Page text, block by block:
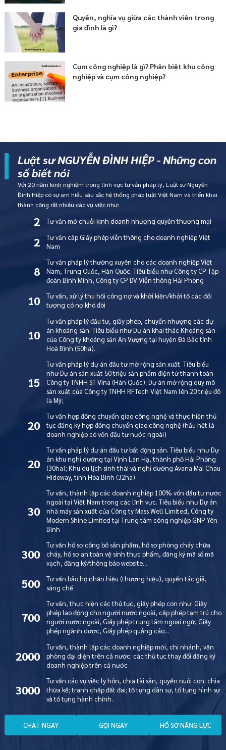
Quyền, nghĩa vụ giữa các thành viên trong
gia đình là gì?
Cụm công nghiệp là gì? Phân biệt khu công
nghiệp và cụm công nghiệp?
Luật sư NGUYỄN ĐÌNH HIỆP - Những con
số biết nói
Với 20 năm kinh nghiệm trong lĩnh vực tư vấn pháp lý, Luật sư Nguyễn
Đình Hiệp có sự am hiểu sâu sắc hệ thống pháp luật Việt Nam và triển khai
thành công rất nhiều các vụ việc như:
2 Tư vấn mở chuỗi kinh doanh nhượng quyền thương mại
2
Tư vấn cấp Giấy phép viễn thông cho doanh nghiệp Việt
Nam
8
Tư vấn pháp lý thường xuyên cho các doanh nghiệp Việt
Nam, Trung Quốc, Hàn Quốc. Tiêu biểu như Công ty CP Tập
đoàn Bình Minh, Công ty CP DV Viễn thông Hải Phòng
10
Tư vấn, xử lý thu hồi công nợ và khởi kiện/khởi tố các đối
tượng có nợ khó đòi
10
Tư vấn pháp lý đầu tư, giấy phép, chuyển nhượng các dự
án khoáng sản. Tiêu biểu như Dự án khai thác Khoáng sản
của Công ty khoáng sản An Vượng tại huyện Đà Bắc tỉnh
Hoà Bình (50ha).
15
Tư vấn pháp lý dự án đầu tư mở rộng sản xuất. Tiêu biểu
như Dự án sản xuất 50 triệu sản phẩm điện tử thanh toán
Công ty TNHH ST Vina (Hàn Quốc); Dự án mở rộng quy mô
sản xuất của Công ty TNHH RFTech Việt Nam lên 20 triệu đô
la Mỹ;
20
Tư vấn hợp đồng chuyển giao công nghệ và thực hiện thủ
tục đăng ký hợp đồng chuyển giao công nghệ (hầu hết là
doanh nghiệp có vốn đầu tư nước ngoài)
20
Tư vấn pháp lý dự án đầu tư bất động sản. Tiêu biểu như Dự
án khu nghỉ dưỡng tại Vịnh Lan Hạ, thành phố Hải Phòng
(30ha); Khu du lịch sinh thái và nghỉ dưỡng Avana Mai Chau
Hideway, tỉnh Hòa Bình (32ha)
30
Tư vấn, thành lập các doanh nghiệp 100% vốn đầu tư nước
ngoài tại Việt Nam trong các lĩnh vực. Tiêu biểu như Dự án
nhà máy sản xuất của Công ty Mass Well Limited, Công ty
Modern Shine Limited tại Trung tâm công nghiệp GNP Yên
Bình
300
Tư vấn hồ sơ công bố sản phẩm, hồ sơ phòng cháy chữa
cháy, hồ sơ an toàn vệ sinh thực phẩm, đăng ký mã số mã
vạch, đăng ký/thông báo website…
500
Tư vấn bảo hộ nhãn hiệu (thương hiệu), quyền tác giả,
sáng chế
700
Tư vấn, thực hiện các thủ tục, giấy phép con như: Giấy
phép lao động cho người nước ngoài, cấp phép tạm trú cho
người nước ngoài, Giấy phép trung tâm ngoại ngữ, Giấy
phép ngành dược, Giấy phép quảng cáo…
2000
Tư vấn, thành lập các doanh nghiệp mới, chi nhánh, văn
phòng đại diện trên cả nước; các thủ tục thay đổi đăng ký
doanh nghiệp trên cả nước
3000
Tư vấn các vụ việc ly hôn, chia tài sản, quyền nuôi con; chia
thừa kế; tranh chấp đất đai; tố tụng dân sự, tố tụng hình sự
và tố tụng hành chính.
CHAT NGAY GỌI NGAY HỒ SƠ NĂNG LỰC